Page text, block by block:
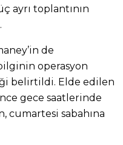
ayrı toplantının
de
operasyon
belirtildi. Elde edilen
gece saatlerinde
cumartesi sabahına